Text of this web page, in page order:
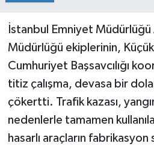
İstanbul Emniyet Müdürlüğü
Müdürlüğü ekiplerinin,
Cumhuriyet Başsavcılığı
titiz çalışma, devasa bir
çökertti. Trafik kazası,
nedenlerle tamamen
hasarlı araçların fabrikasyon